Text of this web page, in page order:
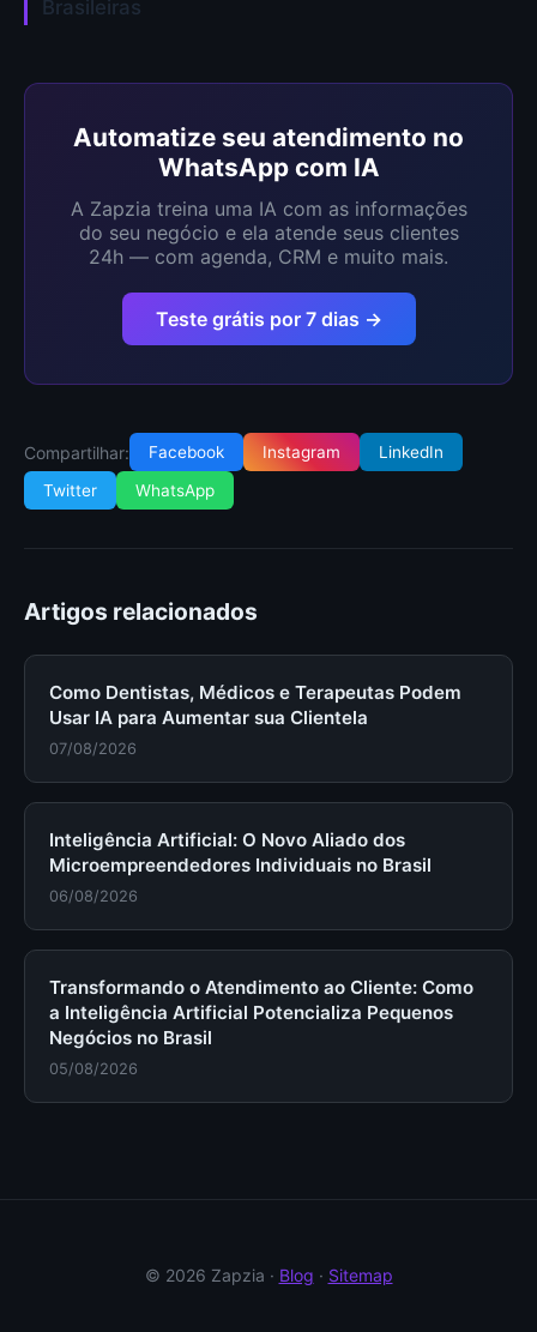
Brasileiras
Automatize seu atendimento no
WhatsApp com IA
A Zapzia treina uma IA com as informações
do seu negócio e ela atende seus clientes
24h — com agenda, CRM e muito mais.
Teste grátis por 7 dias →
Compartilhar: Facebook Instagram
LinkedIn
Twitter
WhatsApp
Artigos relacionados
Como Dentistas, Médicos e Terapeutas Podem
Usar IA para Aumentar sua Clientela
07/08/2026
Inteligência Artificial: O Novo Aliado dos
Microempreendedores Individuais no Brasil
06/08/2026
Transformando o Atendimento ao Cliente: Como
a Inteligência Artificial Potencializa Pequenos
Negócios no Brasil
05/08/2026
© 2026 Zapzia · Blog · Sitemap